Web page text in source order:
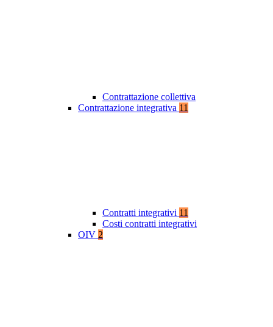
Contrattazione collettiva
Contrattazione integrativa 11
Contratti integrativi 11
Costi contratti integrativi
OIV 2